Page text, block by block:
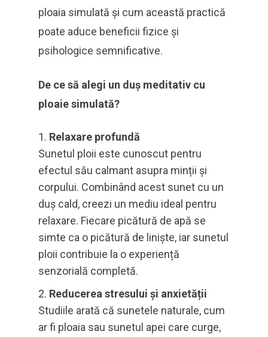
ploaia simulată și cum această practică
poate aduce beneficii fizice și
psihologice semnificative.
De ce să alegi un duș meditativ cu
ploaie simulată?
Relaxare profundă
Sunetul ploii este cunoscut pentru
efectul său calmant asupra minții și
corpului. Combinând acest sunet cu un
duș cald, creezi un mediu ideal pentru
relaxare. Fiecare picătură de apă se
simte ca o picătură de liniște, iar sunetul
ploii contribuie la o experiență
senzorială completă.
Reducerea stresului și anxietății
Studiile arată că sunetele naturale, cum
ar fi ploaia sau sunetul apei care curge,